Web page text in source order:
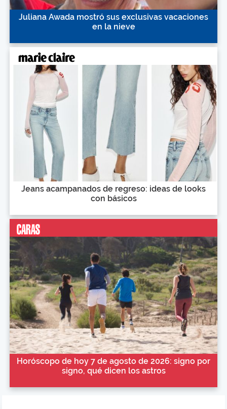
Juliana Awada mostró sus exclusivas vacaciones
en la nieve
Jeans acampanados de regreso: ideas de looks
con básicos
Horóscopo de hoy 7 de agosto de 2026: signo por
signo, qué dicen los astros